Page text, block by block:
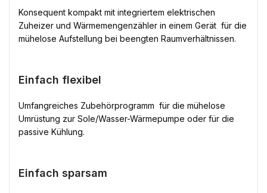
Konsequent kompakt mit integriertem elektrischen
Zuheizer und Wärmemengenzähler in einem Gerät  für die
mühelose Aufstellung bei beengten Raumverhältnissen.
Einfach flexibel
Umfangreiches Zubehörprogramm  für die mühelose
Umrüstung zur Sole/Wasser-Wärmepumpe oder für die
passive Kühlung.
Einfach sparsam